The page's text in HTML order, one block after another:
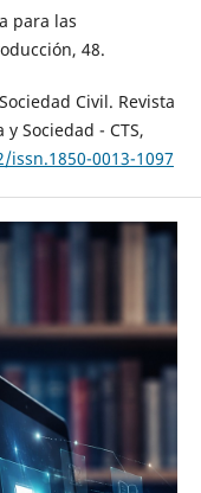
para las
48.
Civil. Revista
Sociedad - CTS,
0013-1097